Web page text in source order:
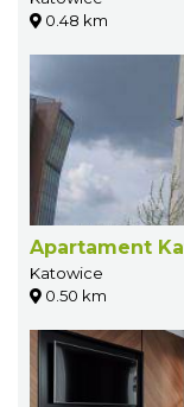
0.48 km
Apartament
Katowice
0.50 km